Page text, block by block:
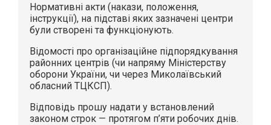
Нормативні акти (накази, положення,
інструкції), на підставі яких зазначені центри
були створені та функціонують.
Відомості про організаційне підпорядкування
районних центрів (чи напряму Міністерству
оборони України, чи через Миколаївський
обласний ТЦКСП).
Відповідь прошу надати у встановлений
законом строк — протягом п’яти робочих днів.